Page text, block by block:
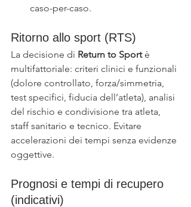
caso-per-caso.
Ritorno allo sport (RTS)
La decisione di Return to Sport è
multifattoriale: criteri clinici e funzionali
(dolore controllato, forza/simmetria,
test specifici, fiducia dell’atleta), analisi
del rischio e condivisione tra atleta,
staff sanitario e tecnico. Evitare
accelerazioni dei tempi senza evidenze
oggettive.
Prognosi e tempi di recupero
(indicativi)